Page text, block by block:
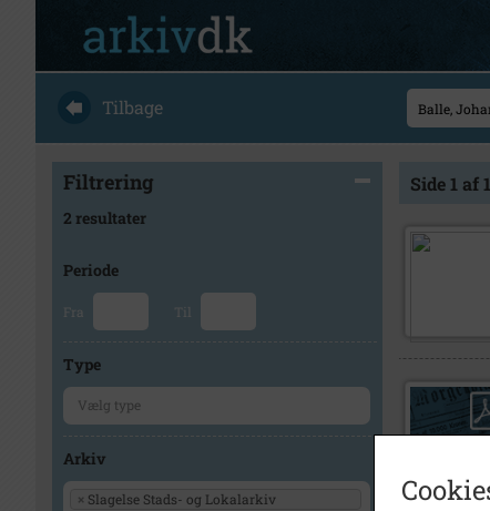
Tilbage
Filtrering
2 resultater
Periode
Fra Til
Type
Arkiv
× Slagelse Stads- og Lokalarkiv
Side 1 af 1